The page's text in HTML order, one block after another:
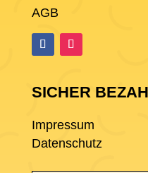
AGB
SICHER
Impressum
Datenschutz